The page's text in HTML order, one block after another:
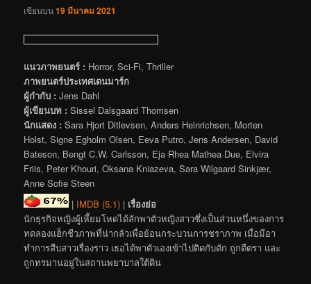
เขียนบน19 มีนาคม 2021
แนวภาพยนตร์ : Horror, Sci-Fi, Thriller
ภาพยนตร์ประเทศเดนมาร์ก
ผู้กำกับ : Jens Dahl
ผู้เขียนบท : Sissel Dalsgaard Thomsen
นักแสดง : Sara Hjort Ditlevsen, Anders Heinrichsen, Morten
Holst, Signe Egholm Olsen, Eeva Putro, Jens Andersen, David
Bateson, Bengt C.W. Carlsson, Eja Rhea Mathea Due, Elvira
Friis, Peter Khouri, Oksana Kniazeva, Sara Wilgaard Sinkjær,
Anne Sofie Steen
| IMDB (5.1) | เรื่องย่อ
นักธุรกิจหญิงผู้เหี้ยมโหดได้ลักพาตัวหญิงสาวซึ่งเป็นส่วนหนึ่งของการ
ทดลองแฮ็กชีวภาพที่น่ากลัวเพื่อย้อนกระบวนการชราภาพ เมื่อมีอา
ทำการสืบสาวเรื่องราว เธอได้พาตัวเองเข้าไปติดกับดัก ถูกตีตรา และ
ถูกทรมานอยู่ในสถานพยาบาลใต้ดิน